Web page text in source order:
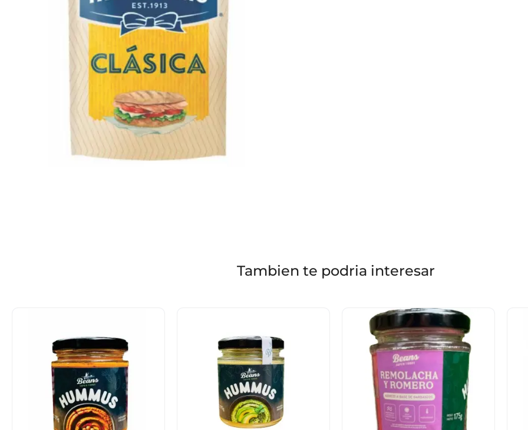
Tambien te podria interesar